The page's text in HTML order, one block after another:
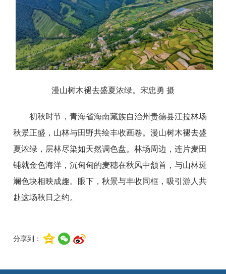
漫山树木褪去盛夏浓绿。宋忠勇 摄
初秋时节，青海省海南藏族自治州贵德县江拉林场
秋景正盛，山林与田野共绘丰收画卷。漫山树木褪去盛
夏浓绿，层林尽染如天然调色盘。林场周边，连片麦田
铺就金色海洋，沉甸甸的麦穗在秋风中颔首，与山林斑
斓色块相映成趣。眼下，秋景与丰收同框，吸引游人共
赴这场秋日之约。
分享到：